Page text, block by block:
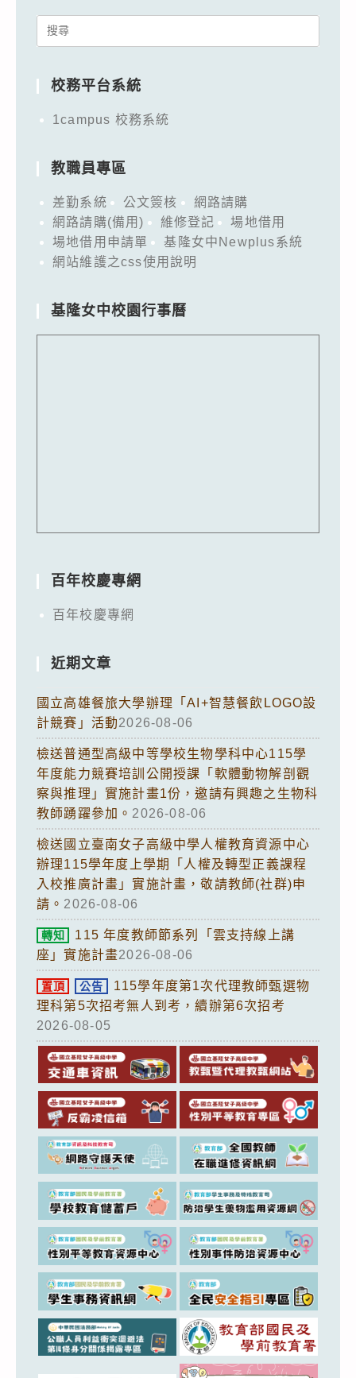
Search
校務平台系統
1campus 校務系統
教職員專區
差勤系統 公文簽核
網路請購
網路請購(備用)
維修登記
場地借用
場地借用申請單
基隆女中Newplus系統
網站維護之css使用說明
基隆女中校園行事曆
百年校慶專網
百年校慶專網
近期文章
國立高雄餐旅大學辦理「AI+智慧餐飲LOGO設
計競賽」活動2026-08-06
檢送普通型高級中等學校生物學科中心115學
年度能力競賽培訓公開授課「軟體動物解剖觀
察與推理」實施計畫1份，邀請有興趣之生物科
教師踴躍參加。 2026-08-06
檢送國立臺南女子高級中學人權教育資源中心
辦理115學年度上學期「人權及轉型正義課程
入校推廣計畫」實施計畫，敬請教師(社群)申
請。 2026-08-06
轉知
115 年度教師節系列「雲支持線上講
座」實施計畫2026-08-06
置頂 公告
115學年度第1次代理教師甄選物
理科第5次招考無人到考，續辦第6次招考
2026-08-05